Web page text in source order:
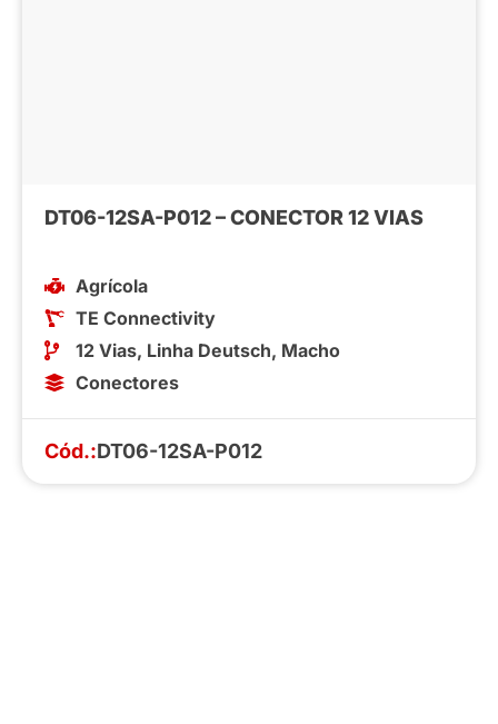
DT06-12SA-P012 – CONECTOR 12 VIAS
Agrícola
TE Connectivity
12 Vias, Linha Deutsch, Macho
Conectores
Cód.:DT06-12SA-P012